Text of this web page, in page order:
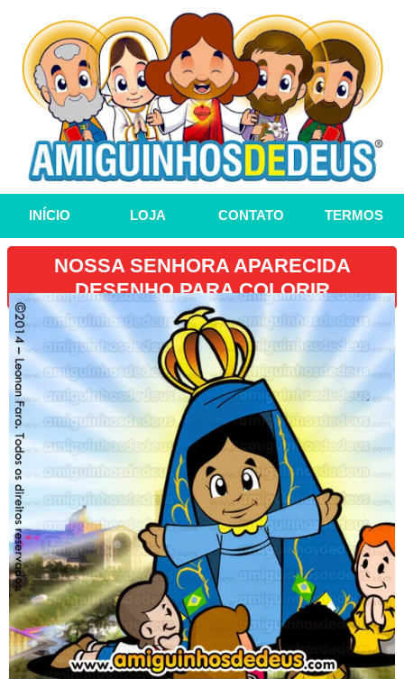
INÍCIO LOJA CONTATO TERMOS
NOSSA SENHORA APARECIDA
DESENHO PARA COLORIR